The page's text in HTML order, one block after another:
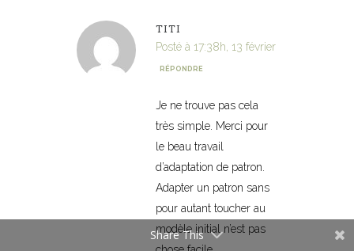
TITI
Posté à 17:38h, 13 février
RÉPONDRE
Je ne trouve pas cela
très simple. Merci pour
le beau travail
d’adaptation de patron.
Adapter un patron sans
pour autant toucher au
modèle initial n’est pas
Share This